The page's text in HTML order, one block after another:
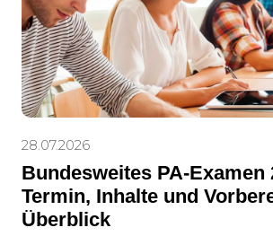
28.07.2026
Bundesweites PA-Examen
Termin, Inhalte und
Überblick